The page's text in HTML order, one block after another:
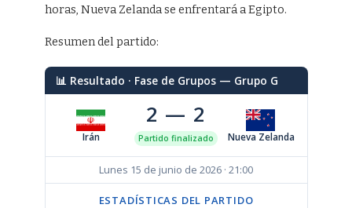
horas, Nueva Zelanda se enfrentará a Egipto.
Resumen del partido:
📊 Resultado · Fase de Grupos — Grupo G
Irán
2 — 2
Partido finalizado Nueva Zelanda
Lunes 15 de junio de 2026 · 21:00
ESTADÍSTICAS DEL PARTIDO